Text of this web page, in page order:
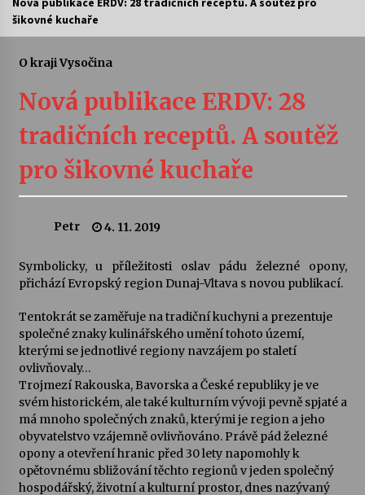
Vernisáž výstavy Josefíny Duškové: Stávám se
30. 7. 2026
Veselí muzikanti
30. 7. 2026
šedesátka: 28. 7.–1. 8. 2026
28. 7. 2026
Letní koncerty ve Stromovce: Kolchoz a
Jenakaši
28. 7. 2026
Votavžatský ploty
23. 7. 2026
Letní koncerty ve Stromovce: Rufus Miller
22. 7. 2026
šikovné kuchaře
O kraji Vysočina
Nová publikace ERDV: 28
tradičních receptů. A soutěž
pro šikovné kuchaře
Petr 4. 11. 2019
Symbolicky, u příležitosti oslav pádu železné opony,
přichází Evropský region Dunaj-Vltava s novou publikací.
Tentokrát se zaměřuje na tradiční kuchyni a prezentuje
společné znaky kulinářského umění tohoto území,
kterými se jednotlivé regiony navzájem po staletí
ovlivňovaly…
Trojmezí Rakouska, Bavorska a České republiky je ve
svém historickém, ale také kulturním vývoji pevně spjaté a
má mnoho společných znaků, kterými je region a jeho
obyvatelstvo vzájemně ovlivňováno. Právě pád železné
opony a otevření hranic před 30 lety napomohly k
opětovnému sbližování těchto regionů v jeden společný
hospodářský, životní a kulturní prostor, dnes nazývaný